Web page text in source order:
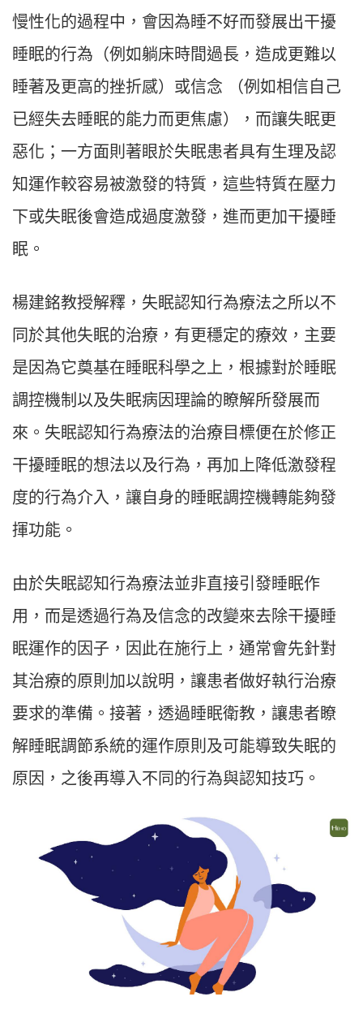
慢性化的過程中，會因為睡不好而發展出干擾
睡眠的行為（例如躺床時間過長，造成更難以
睡著及更高的挫折感）或信念 （例如相信自己
已經失去睡眠的能力而更焦慮），而讓失眠更
惡化；一方面則著眼於失眠患者具有生理及認
知運作較容易被激發的特質，這些特質在壓力
下或失眠後會造成過度激發，進而更加干擾睡
眠。
楊建銘教授解釋，失眠認知行為療法之所以不
同於其他失眠的治療，有更穩定的療效，主要
是因為它奠基在睡眠科學之上，根據對於睡眠
調控機制以及失眠病因理論的瞭解所發展而
來。失眠認知行為療法的治療目標便在於修正
干擾睡眠的想法以及行為，再加上降低激發程
度的行為介入，讓自身的睡眠調控機轉能夠發
揮功能。
由於失眠認知行為療法並非直接引發睡眠作
用，而是透過行為及信念的改變來去除干擾睡
眠運作的因子，因此在施行上，通常會先針對
其治療的原則加以說明，讓患者做好執行治療
要求的準備。接著，透過睡眠衛教，讓患者瞭
解睡眠調節系統的運作原則及可能導致失眠的
原因，之後再導入不同的行為與認知技巧。